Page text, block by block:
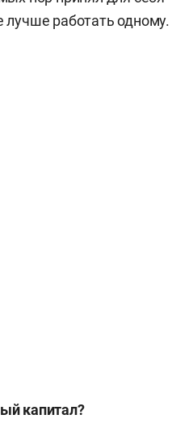
лучше работать одному.
капитал?